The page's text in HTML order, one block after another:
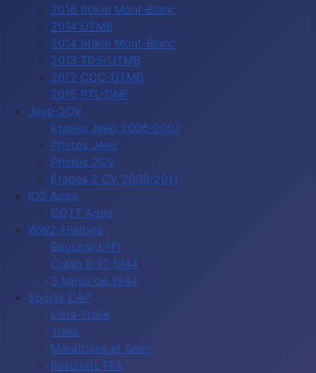
2016 90km Mont-Blanc
2014 UTMB
2014 90km Mont-Blanc
2013 TDS-UTMB
2012 CCC-UTMB
2015 PTL-DNF
Jeep-2CV
Etapes Jeep 2006-2007
Photos Jeep
Photos 2CV
Etapes 2 CV 2009-2011
IOS Apps
GQTT Apps
WW2-Histoire
Bouchard FFI
Crash B-17 1944
3 héros de 1944
Sports CAP
Ultra-Trails
Trails
Marathons et Semi
Resultats FFA